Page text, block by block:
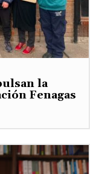
la
Fenagas